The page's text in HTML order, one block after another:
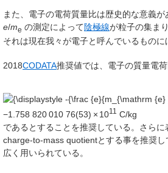
また、電子の電荷質量比は歴史的な意義が
e/me の測定によって陰極線が粒子の集ま
それは現在我々が電子と呼んでいるものに
2018CODATA推奨値では、電子の質量電
−1.758 820 010 76(53) × 1011
C/kg
であるとすることを推奨している。さらに
charge-to-mass quotientとする事を推奨
広く用いられている。